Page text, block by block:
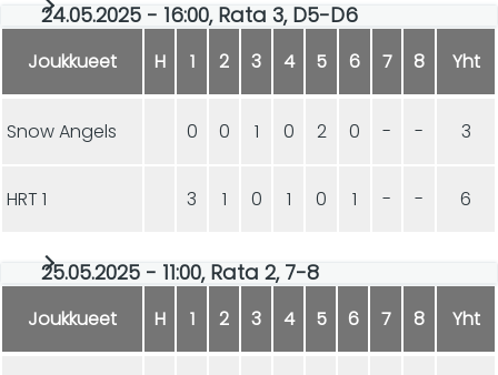
24.05.2025 - 16:00, Rata 3, D5-D6
Joukkueet H 1 2 3 4 5 6 7 8 Yht
Snow Angels 0 0 1 0 2 0 - - 3
HRT 1 3 1 0 1 0 1 - - 6
25.05.2025 - 11:00, Rata 2, 7-8
Joukkueet H 1 2 3 4 5 6 7 8 Yht